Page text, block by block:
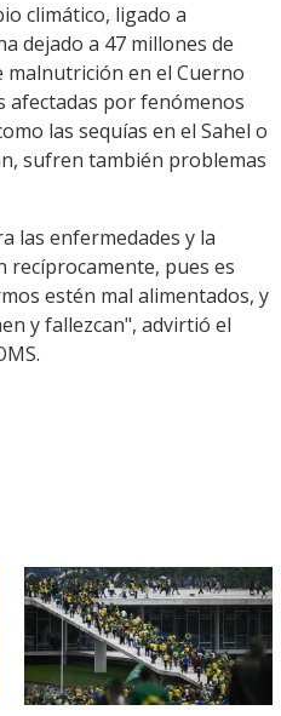
climático, ligado a
dejado a 47 millones de
malnutrición en el Cuerno
afectadas por fenómenos
las sequías en el Sahel o
sufren también problemas
las enfermedades y la
recíprocamente, pues es
estén mal alimentados, y
y fallezcan", advirtió el